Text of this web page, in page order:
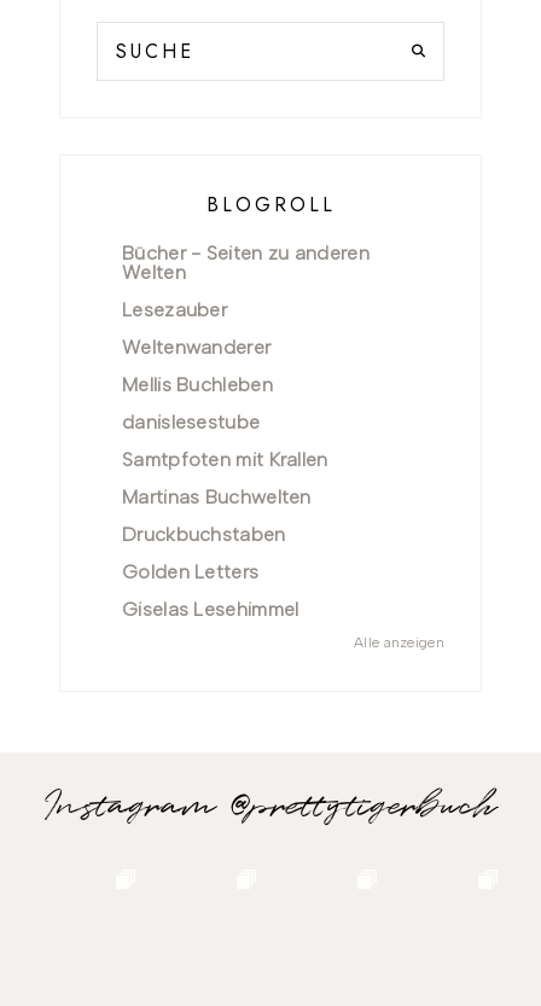
BLOGROLL
Bücher - Seiten zu anderen
Welten
Lesezauber
Weltenwanderer
Mellis Buchleben
danislesestube
Samtpfoten mit Krallen
Martinas Buchwelten
Druckbuchstaben
Golden Letters
Giselas Lesehimmel
Alle anzeigen
Instagram @prettytigerbuch